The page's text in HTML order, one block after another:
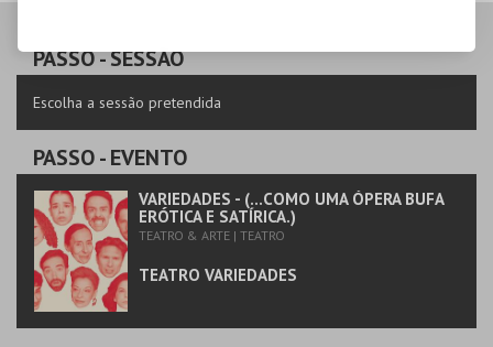
MAIS INFO
COMPRAR
PASSO- SESSÃO
Escolha a sessão pretendida
PASSO- EVENTO
VARIEDADES - (...COMO UMA ÓPERA BUFA
ERÓTICA E SATÍRICA.)
TEATRO & ARTE | TEATRO
TEATRO VARIEDADES